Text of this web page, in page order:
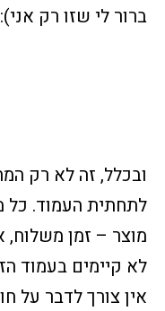
ברור לי שזו רק אני):
ובכלל, זה לא רק
לתחתית העמוד. כל
מוצר – זמן משלוח,
לא קיימים בעמוד
אין צורך לדבר על